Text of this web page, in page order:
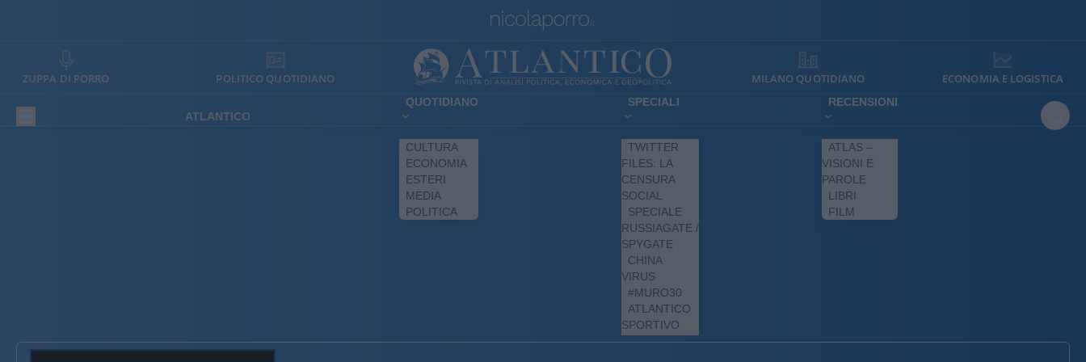
ZUPPA DI PORRO POLITICO QUOTIDIANO MILANO QUOTIDIANO ECONOMIA E LOGISTICA
ATLANTICO
QUOTIDIANO
CULTURA
ECONOMIA
ESTERI
MEDIA
POLITICA
SPECIALI
TWITTER
FILES: LA
CENSURA
SOCIAL
SPECIALE
RUSSIAGATE /
SPYGATE
CHINA
VIRUS
#MURO30
ATLANTICO
SPORTIVO
DAY BY DAY
RECENSIONI
ATLAS –
VISIONI E
PAROLE
LIBRI
FILM